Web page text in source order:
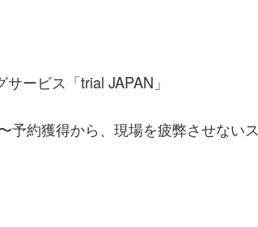
ービス「trial JAPAN」
予約獲得から、現場を疲弊させないス